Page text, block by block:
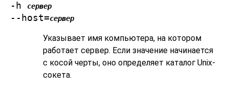
-h сервер
--host=сервер
Указывает имя компьютера, на котором
работает сервер. Если значение начинается
с косой черты, оно определяет каталог Unix-
сокета.